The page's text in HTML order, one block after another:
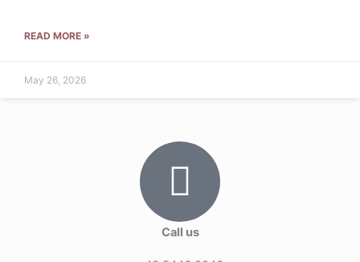
READ MORE »
May 26, 2026
Call us